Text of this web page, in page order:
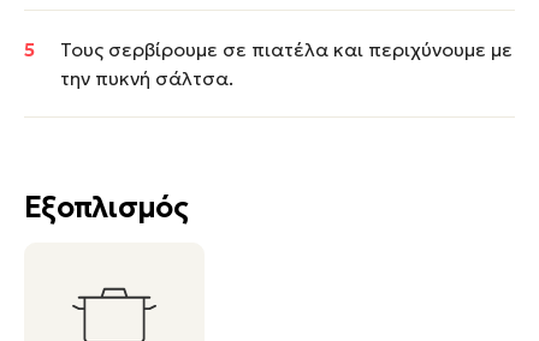
Εξοπλισμός
Τους σερβίρουμε σε πιατέλα και περιχύνουμε με
την πυκνή σάλτσα.